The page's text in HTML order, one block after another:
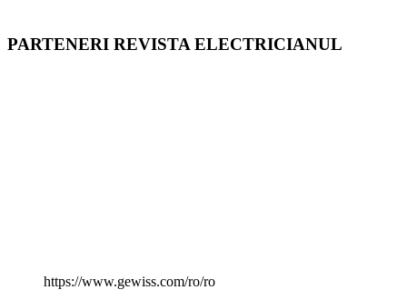
PARTENERI REVISTA ELECTRICIANUL
https://www.gewiss.com/ro/ro